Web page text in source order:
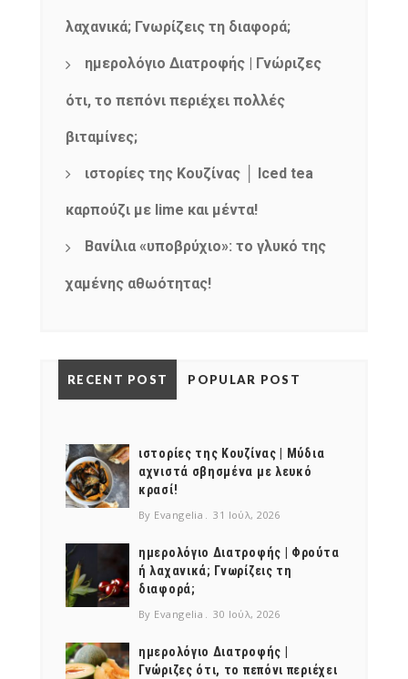
λαχανικά; Γνωρίζεις τη διαφορά;
ημερολόγιο Διατροφής | Γνώριζες
ότι, το πεπόνι περιέχει πολλές
βιταμίνες;
ιστορίες της Κουζίνας │ Iced tea
καρπούζι με lime και μέντα!
Βανίλια «υποβρύχιο»: το γλυκό της
χαμένης αθωότητας!
RECENT POST POPULAR POST
ιστορίες της Κουζίνας | Μύδια
αχνιστά σβησμένα με λευκό
κρασί!
By Evangelia 31 Ιούλ, 2026
ημερολόγιο Διατροφής | Φρούτα
ή λαχανικά; Γνωρίζεις τη
διαφορά;
By Evangelia 30 Ιούλ, 2026
ημερολόγιο Διατροφής |
Γνώριζες ότι, το πεπόνι περιέχει
Get ti
mel
y updates
fro
m
your favorite
products